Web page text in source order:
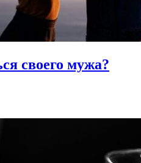
своего мужа?